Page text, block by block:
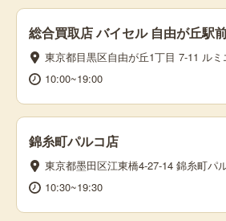
総合買取店 バイセル 自由が丘駅
東京都目黒区自由が丘1丁目 7-11 ル
10:00~19:00
錦糸町パルコ店
東京都墨田区江東橋4-27-14 錦糸町パ
10:30~19:30